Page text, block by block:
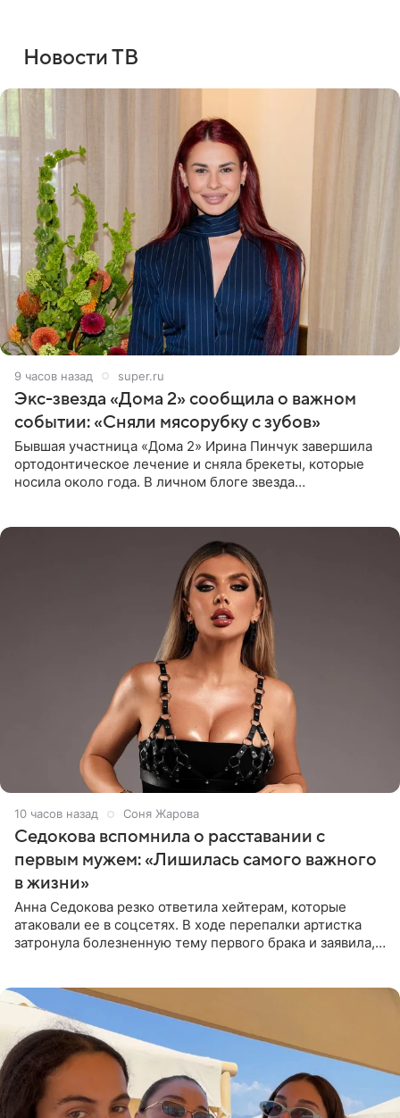
Новости ТВ
9 часов назад super.ru
Экс-звезда «Дома 2» сообщила о важном
событии: «Сняли мясорубку с зубов»
Бывшая участница «Дома 2» Ирина Пинчук завершила
ортодонтическое лечение и сняла брекеты, которые
носила около года. В личном блоге звезда
10 часов назад Соня Жарова
Седокова вспомнила о расставании с
первым мужем: «Лишилась самого важного
в жизни»
Анна Седокова резко ответила хейтерам, которые
атаковали ее в соцсетях. В ходе перепалки артистка
затронула болезненную тему первого брака и заявила,